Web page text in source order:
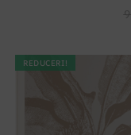
REDUCERI!